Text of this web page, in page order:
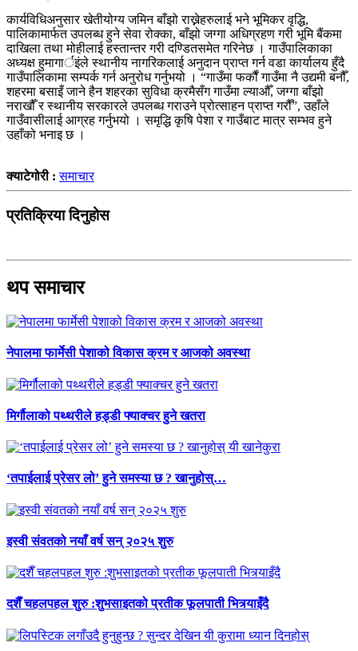
कार्यविधिअनुसार खेतीयोग्य जमिन बाँझो राख्नेहरुलाई भने भूमिकर वृद्धि,
पालिकामार्फत उपलब्ध हुने सेवा रोक्का, बाँझो जग्गा अधिग्रहण गरी भूमि बैंकमा
दाखिला तथा मोहीलाई हस्तान्तर गरी दण्डितसमेत गरिनेछ । गाउँपालिकाका
अध्यक्ष हुमागार्इंले स्थानीय नागरिकलाई अनुदान प्राप्त गर्न वडा कार्यालय हुँदै
गाउँपालिकामा सम्पर्क गर्न अनुरोध गर्नुभयो । “गाउँमा फर्कौं गाउँमा नै उद्यमी बनौँ,
शहरमा बसाइँ जाने हैन शहरका सुविधा क्रमैसँग गाउँमा ल्याऔँ, जग्गा बाँझो
नराखौँ र स्थानीय सरकारले उपलब्ध गराउने प्रोत्साहन प्राप्त गरौँ”, उहाँले
गाउँवासीलाई आग्रह गर्नुभयो । समृद्धि कृषि पेशा र गाउँबाट मात्र सम्भव हुने
उहाँको भनाइ छ ।
क्याटेगोरी :समाचार
प्रतिक्रिया दिनुहोस
थप समाचार
नेपालमा फार्मेसी पेशाको विकास क्रम र आजको अवस्था
मिर्गौलाको पथ्थरीले हड्डी फ्याक्चर हुने खतरा
‘तपाईलाई प्रेसर लो’ हुने समस्या छ ? खानुहोस्…
इस्वी संवतको नयाँ वर्ष सन् २०२५ शुरु
दशैँ चहलपहल शुरु :शुभसाइतको प्रतीक फूलपाती भित्र्याइँदै